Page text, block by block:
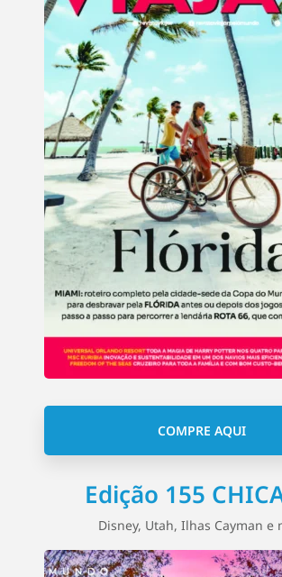
COMPRE AQUI
Edição 155
Disney, Utah, Ilhas Cayman e